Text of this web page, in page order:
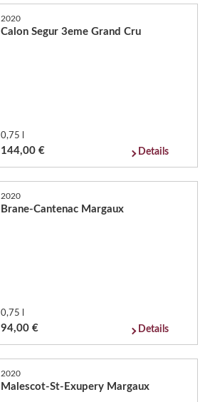
2020
Calon Segur 3eme Grand Cru
0,75 l
144,00 € Details
2020
Brane-Cantenac Margaux
0,75 l
94,00 € Details
2020
Malescot-St-Exupery Margaux